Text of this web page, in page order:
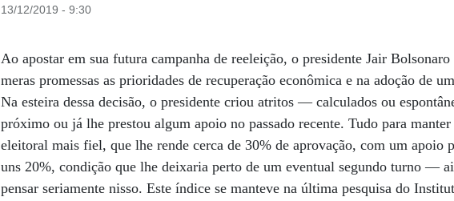
13/12/2019 - 9:30
Ao apostar em sua futura campanha de reeleição, o presidente Jair
meras promessas as prioridades de recuperação econômica e na adoção de
Na esteira dessa decisão, o presidente criou atritos — calculados ou
próximo ou já lhe prestou algum apoio no passado recente. Tudo para
eleitoral mais fiel, que lhe rende cerca de 30% de aprovação, com um apoio
uns 20%, condição que lhe deixaria perto de um eventual segundo turno —
pensar seriamente nisso. Este índice se manteve na última pesquisa do